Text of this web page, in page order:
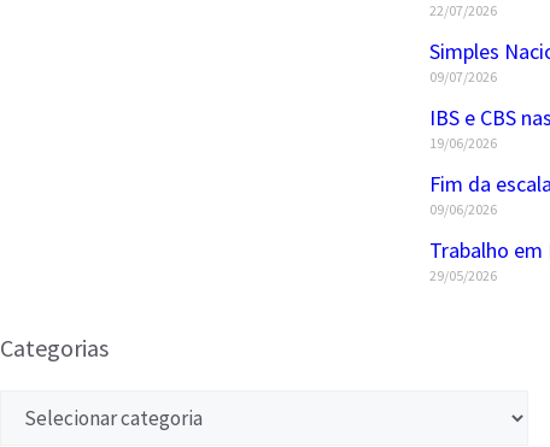
22/07/2026
Simples
09/07/2026
IBS e CBS
19/06/2026
Fim da
09/06/2026
Trabalho em
29/05/2026
Categorias